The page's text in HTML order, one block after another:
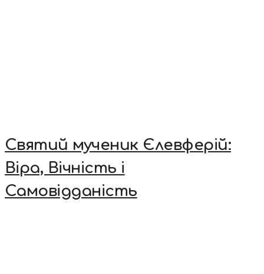
Святий мученик Єлевферій:
Віра, Вічність і
Самовідданість